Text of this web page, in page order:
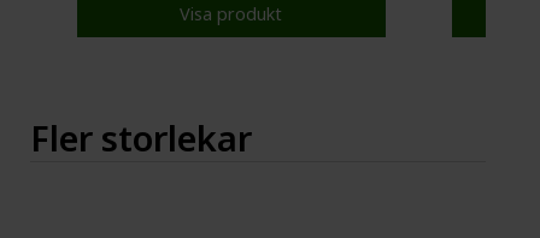
Visa produkt
Fler storlekar